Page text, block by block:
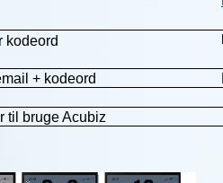
kodeord
+ kodeord
til bruge Acubiz